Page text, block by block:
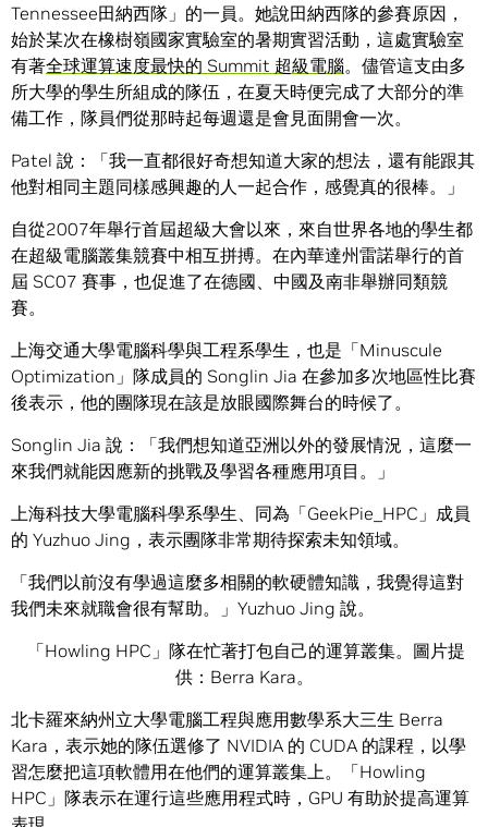
Tennessee田納西隊」的一員。她說田納西隊的參賽原因，
始於某次在橡樹嶺國家實驗室的暑期實習活動，這處實驗室
有著全球運算速度最快的 Summit 超級電腦。儘管這支由多
所大學的學生所組成的隊伍，在夏天時便完成了大部分的準
備工作，隊員們從那時起每週還是會見面開會一次。
Patel 說：「我一直都很好奇想知道大家的想法，還有能跟其
他對相同主題同樣感興趣的人一起合作，感覺真的很棒。」
自從2007年舉行首屆超級大會以來，來自世界各地的學生都
在超級電腦叢集競賽中相互拼搏。在內華達州雷諾舉行的首
屆 SC07 賽事，也促進了在德國、中國及南非舉辦同類競
賽。
上海交通大學電腦科學與工程系學生，也是「Minuscule
Optimization」隊成員的 Songlin Jia 在參加多次地區性比賽
後表示，他的團隊現在該是放眼國際舞台的時候了。
Songlin Jia 說：「我們想知道亞洲以外的發展情況，這麼一
來我們就能因應新的挑戰及學習各種應用項目。」
上海科技大學電腦科學系學生、同為「GeekPie_HPC」成員
的 Yuzhuo Jing，表示團隊非常期待探索未知領域。
「我們以前沒有學過這麼多相關的軟硬體知識，我覺得這對
我們未來就職會很有幫助。」Yuzhuo Jing 說。
「Howling HPC」隊在忙著打包自己的運算叢集。圖片提
供：Berra Kara。
北卡羅來納州立大學電腦工程與應用數學系大三生 Berra
Kara，表示她的隊伍選修了 NVIDIA 的 CUDA 的課程，以學
習怎麼把這項軟體用在他們的運算叢集上。「Howling
HPC」隊表示在運行這些應用程式時，GPU 有助於提高運算